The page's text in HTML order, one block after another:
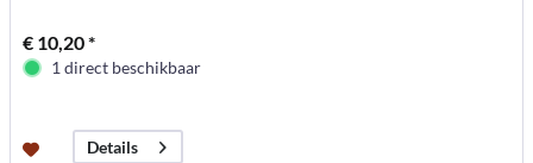
€ 10,20 *
1 direct beschikbaar
Details